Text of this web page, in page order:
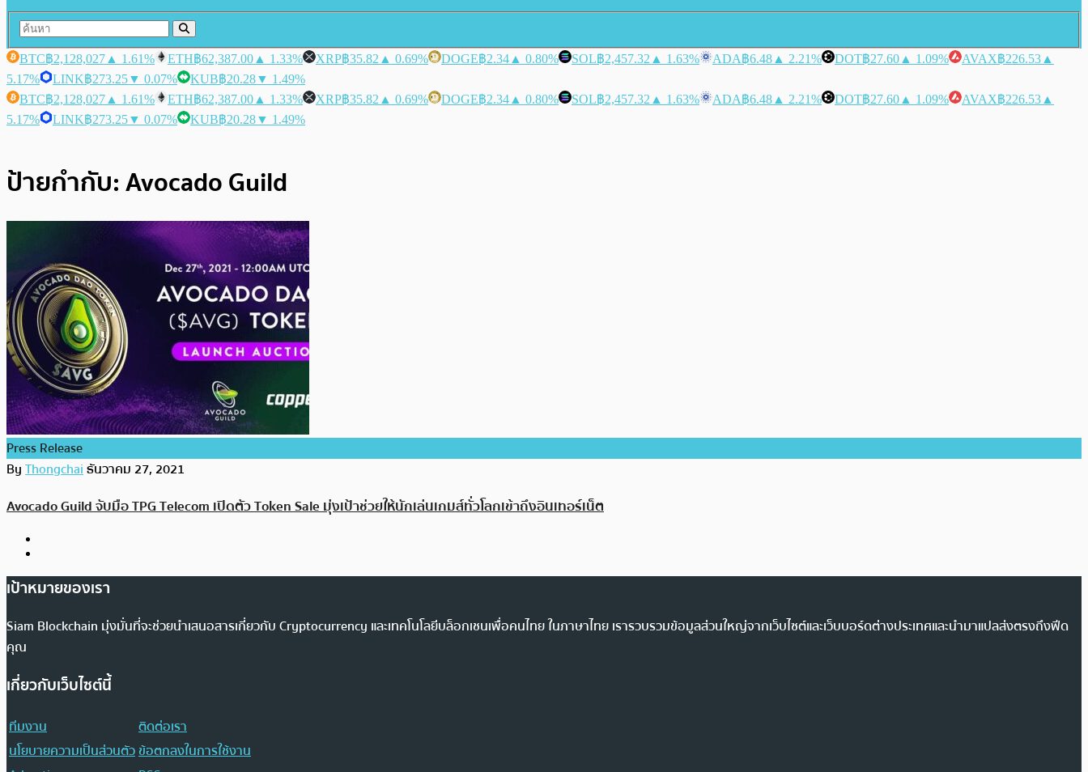
BTC฿2,128,027 ▲ 1.61% ETH฿62,387.00 ▲ 1.33% XRP฿35.82 ▲ 0.69% DOGE฿2.34 ▲ 0.80% SOL฿2,457.32 ▲ 1.63% ADA฿6.48 ▲ 2.21% DOT฿27.60 ▲ 1.09% AVAX฿226.53 ▲
5.17%
LINK฿273.25▼ 0.07% KUB฿20.28▼ 1.49%
BTC฿2,128,027 ▲ 1.61% ETH฿62,387.00 ▲ 1.33% XRP฿35.82 ▲ 0.69% DOGE฿2.34 ▲ 0.80% SOL฿2,457.32 ▲ 1.63% ADA฿6.48 ▲ 2.21% DOT฿27.60 ▲ 1.09% AVAX฿226.53 ▲
5.17%
LINK฿273.25▼ 0.07% KUB฿20.28▼ 1.49%
ป้ายกำกับ:Avocado Guild
Press Release
ByThongchaiธันวาคม 27, 2021
Avocado Guild จับมือ TPG Telecom เปิดตัว Token Sale มุ่งเป้าช่วยให้นักเล่นเกมส์ทั่วโลกเข้าถึงอินเทอร์เน็ต
เป้าหมายของเรา
Siam Blockchain มุ่งมั่นที่จะช่วยนำเสนอสารเกี่ยวกับ Cryptocurrency และเทคโนโลยีบล็อกเชนเพื่อคนไทย ในภาษาไทย เรารวบรวมข้อมูลส่วนใหญ่จากเว็บไซต์และเว็บบอร์ดต่างประเทศและนำมาแปลส่งตรงถึงฟีด
คุณ
เกี่ยวกับเว็บไซต์นี้
ทีมงาน
ติดต่อเรา
นโยบายความเป็นส่วนตัวข้อตกลงในการใช้งาน